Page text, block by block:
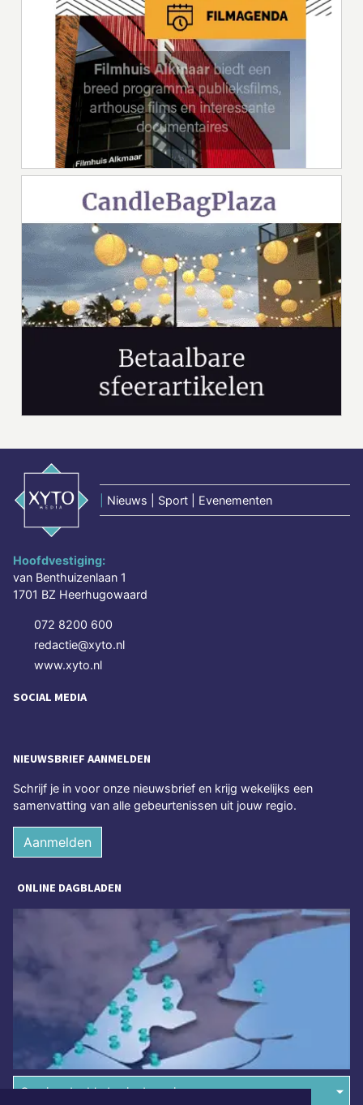
Nieuws | Sport | Evenementen
Hoofdvestiging:
van Benthuizenlaan 1
1701 BZ Heerhugowaard
072 8200 600
redactie@xyto.nl
www.xyto.nl
SOCIAL MEDIA
NIEUWSBRIEF AANMELDEN
Schrijf je in voor onze nieuwsbrief en krijg wekelijks een
samenvatting van alle gebeurtenissen uit jouw regio.
Aanmelden
ONLINE DAGBLADEN
Overige dagbladen in de regio